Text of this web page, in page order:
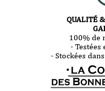
QUALITÉ
100% de
- Testées
- Stockées